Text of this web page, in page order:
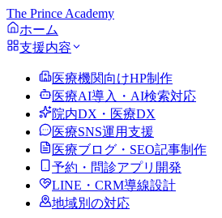
The Prince Academy
ホーム
支援内容
医療機関向けHP制作
医療AI導入・AI検索対応
院内DX・医療DX
医療SNS運用支援
医療ブログ・SEO記事制作
予約・問診アプリ開発
LINE・CRM導線設計
地域別の対応